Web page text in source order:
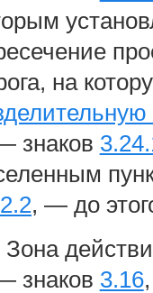
на
знаков
, — до
Зона
знаков 3.16